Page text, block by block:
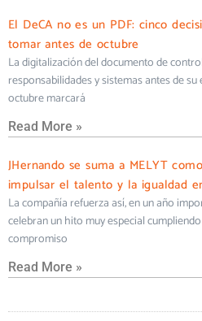
El DeCA no es un PDF: cinco
tomar antes de octubre
La digitalización del documento de
responsabilidades y sistemas antes de
octubre marcará
Read More »
JHernando se suma a MELYT
impulsar el talento y la igualdad
La compañía refuerza así, en un año
celebran un hito muy especial
compromiso
Read More »